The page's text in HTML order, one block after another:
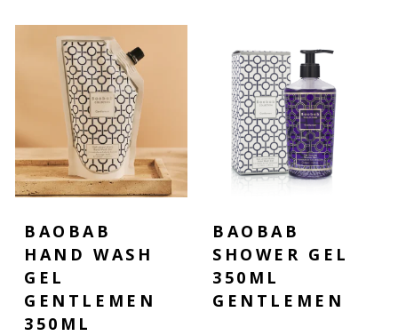
BAOBAB
HAND WASH
GEL
GENTLEMEN
350ML
BAOBAB
SHOWER GEL
350ML
GENTLEMEN